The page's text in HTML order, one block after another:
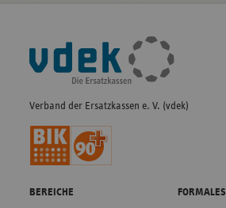
Fußleisten-
Navigation
Verband der Ersatzkassen e. V. (vdek)
BEREICHE FORMALES